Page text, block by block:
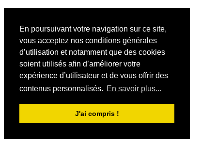
En poursuivant votre navigation sur ce site,
vous acceptez nos conditions générales
d’utilisation et notamment que des cookies
soient utilisés afin d’améliorer votre
expérience d’utilisateur et de vous offrir des
contenus personnalisés. En savoir plus...
J'ai compris !